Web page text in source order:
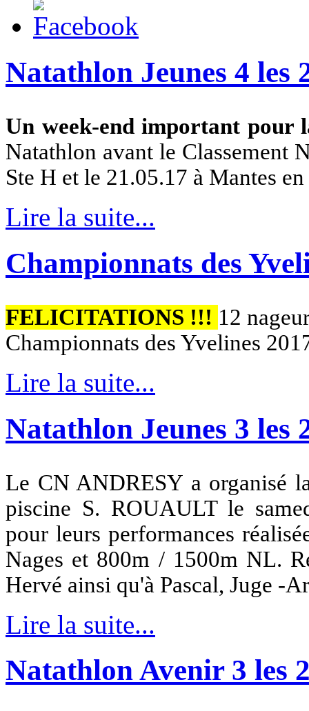
Natathlon Jeunes 4 les
Un week-end important pour
Natathlon avant le Classement
Ste H et le 21.05.17 à Mantes
Lire la suite...
Championnats des
FELICITATIONS !!! 12
Championnats des Yvelines
Lire la suite...
Natathlon Jeunes 3 les
Le CN ANDRESY a organisé
piscine S. ROUAULT le
pour leurs performances
Nages et 800m / 1500m NL.
Hervé ainsi qu'à Pascal, Juge -
Lire la suite...
Natathlon Avenir 3 les